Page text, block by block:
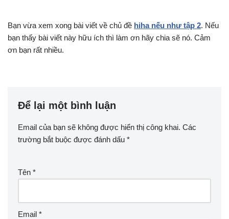
Bạn vừa xem xong bài viết về chủ đề hiha nếu như tập 2. Nếu
bạn thấy bài viết này hữu ích thì làm ơn hãy chia sẽ nó. Cảm
ơn bạn rất nhiều.
Để lại một bình luận
Email của bạn sẽ không được hiển thị công khai. Các
trường bắt buộc được đánh dấu *
Tên *
Email *